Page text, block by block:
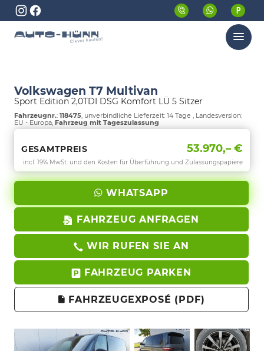
Menü
Volkswagen T7 Multivan
Sport Edition 2,0TDI DSG Komfort LÜ 5 Sitzer
Fahrzeugnr.: 118475, unverbindliche Lieferzeit: 14 Tage , Landesversion:
EU - Europa, Fahrzeug mit Tageszulassung
GESAMTPREIS 53.970,– €
incl. 19% MwSt. und den Kosten für Überführung und Zulassungspapiere
WHATSAPP
FAHRZEUG ANFRAGEN
WIR RUFEN SIE AN
FAHRZEUG PARKEN
FAHRZEUGEXPOSÉ (PDF)